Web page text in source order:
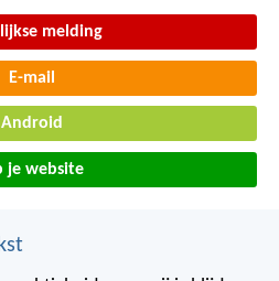
melding
E-mail
Android
je website